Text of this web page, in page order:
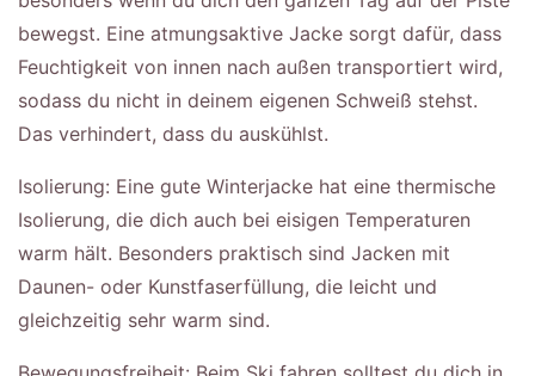
bewegst. Eine atmungsaktive Jacke sorgt dafür, dass
Feuchtigkeit von innen nach außen transportiert wird,
sodass du nicht in deinem eigenen Schweiß stehst.
Das verhindert, dass du auskühlst.
Isolierung: Eine gute Winterjacke hat eine thermische
Isolierung, die dich auch bei eisigen Temperaturen
warm hält. Besonders praktisch sind Jacken mit
Daunen- oder Kunstfaserfüllung, die leicht und
gleichzeitig sehr warm sind.